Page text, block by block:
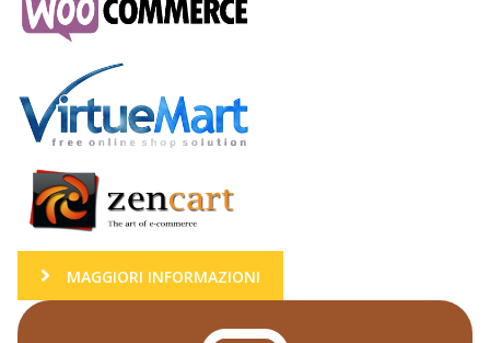
MAGGIORI INFORMAZIONI